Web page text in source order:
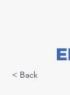
< Back